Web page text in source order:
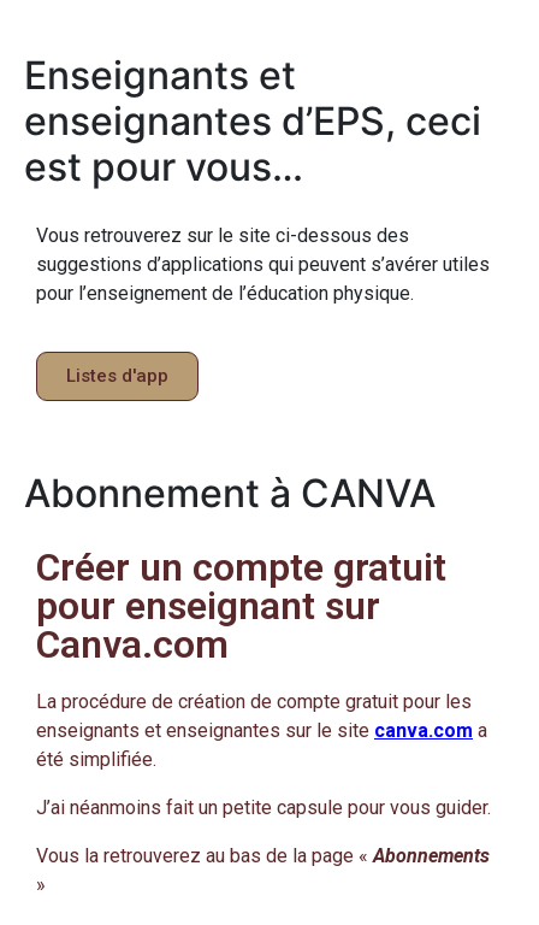
Enseignants et
enseignantes d’EPS, ceci
est pour vous…
Vous retrouverez sur le site ci-dessous des
suggestions d’applications qui peuvent s’avérer utiles
pour l’enseignement de l’éducation physique.
Listes d'app
Abonnement à CANVA
Créer un compte gratuit
pour enseignant sur
Canva.com
La procédure de création de compte gratuit pour les
enseignants et enseignantes sur le site canva.com a
été simplifiée.
J’ai néanmoins fait un petite capsule pour vous guider.
Vous la retrouverez au bas de la page «Abonnements
»